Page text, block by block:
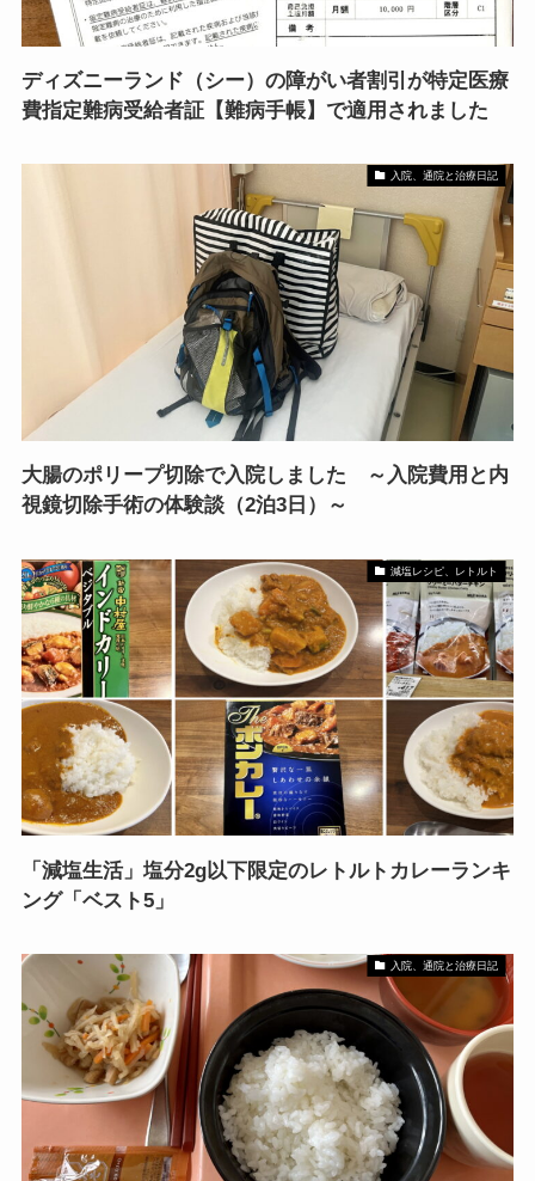
ディズニーランド（シー）の障がい者割引が特定医療
費指定難病受給者証【難病手帳】で適用されました
入院、通院と治療日記
大腸のポリープ切除で入院しました ～入院費用と内
視鏡切除手術の体験談（2泊3日）～
減塩レシピ、レトルト
「減塩生活」塩分2g以下限定のレトルトカレーランキ
ング「ベスト5」
入院、通院と治療日記